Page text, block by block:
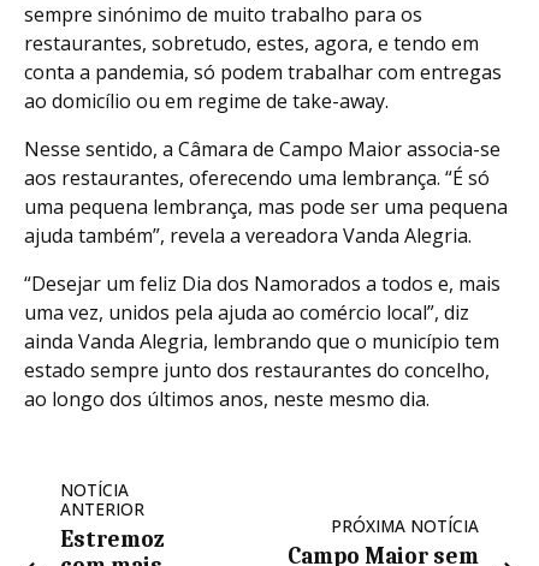
sempre sinónimo de muito trabalho para os
restaurantes, sobretudo, estes, agora, e tendo em
conta a pandemia, só podem trabalhar com entregas
ao domicílio ou em regime de take-away.
Nesse sentido, a Câmara de Campo Maior associa-se
aos restaurantes, oferecendo uma lembrança. “É só
uma pequena lembrança, mas pode ser uma pequena
ajuda também”, revela a vereadora Vanda Alegria.
“Desejar um feliz Dia dos Namorados a todos e, mais
uma vez, unidos pela ajuda ao comércio local”, diz
ainda Vanda Alegria, lembrando que o município tem
estado sempre junto dos restaurantes do concelho,
ao longo dos últimos anos, neste mesmo dia.
NOTÍCIA
ANTERIOR
Estremoz
PRÓXIMA NOTÍCIA
Campo Maior sem